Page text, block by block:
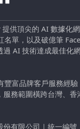
供頂尖的 AI 數據化
名單，以及破億筆
過 AI 技術達成最佳化
豐富品牌客戶服務經
服務範圍橫跨台灣、
份有限公司 ｜ 統一編